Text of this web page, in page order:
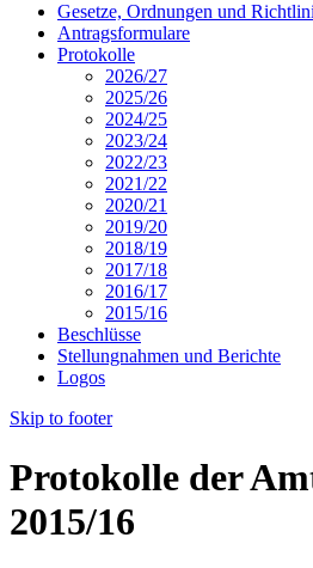
Gesetze, Ordnungen und
Antragsformulare
Protokolle
2026/27
2025/26
2024/25
2023/24
2022/23
2021/22
2020/21
2019/20
2018/19
2017/18
2016/17
2015/16
Beschlüsse
Stellungnahmen und Berichte
Logos
Skip to footer
Protokolle der
2015/16